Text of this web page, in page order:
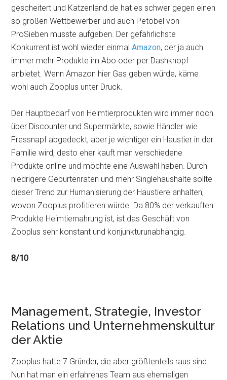
gescheitert und Katzenland.de hat es schwer gegen einen
so großen Wettbewerber und auch Petobel von
ProSieben musste aufgeben. Der gefährlichste
Konkurrent ist wohl wieder einmalAmazon, der ja auch
immer mehr Produkte im Abo oder per Dashknopf
anbietet. Wenn Amazon hier Gas geben würde, käme
wohl auch Zooplus unter Druck.
Der Hauptbedarf von Heimtierprodukten wird immer noch
über Discounter und Supermärkte, sowie Händler wie
Fressnapf abgedeckt, aber je wichtiger ein Haustier in der
Familie wird, desto eher kauft man verschiedene
Produkte online und möchte eine Auswahl haben. Durch
niedrigere Geburtenraten und mehr Singlehaushalte sollte
dieser Trend zur Humanisierung der Haustiere anhalten,
wovon Zooplus profitieren würde. Da 80% der verkauften
Produkte Heimtiernahrung ist, ist das Geschäft von
Zooplus sehr konstant und konjunkturunabhängig.
8/10
Management, Strategie, Investor
Relations und Unternehmenskultur
der Aktie
Zooplus hatte 7 Gründer, die aber größtenteils raus sind.
Nun hat man ein erfahrenes Team aus ehemaligen